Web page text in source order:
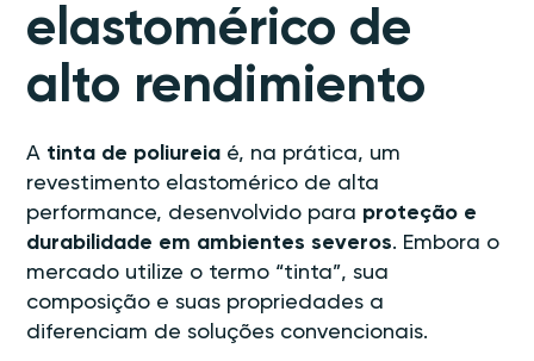
elastomérico de
alto rendimiento
A tinta de poliureia é, na prática, um
revestimento elastomérico de alta
performance, desenvolvido para proteção e
durabilidade em ambientes severos. Embora o
mercado utilize o termo “tinta”, sua
composição e suas propriedades a
diferenciam de soluções convencionais.